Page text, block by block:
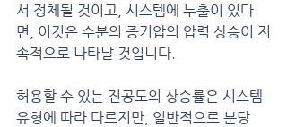
서 정체될 것이고, 시스템에 누출이 있다
면, 이것은 수분의 증기압의 압력 상승이 지
속적으로 나타날 것입니다.
허용할 수 있는 진공도의 상승률은 시스템
유형에 따라 다르지만, 일반적으로 분당